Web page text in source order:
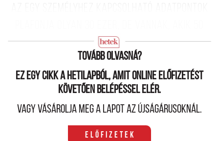
ezerre teszik ezt.
Tovább olvasná?
Ez egy cikk a hetilapból, amit online előfizetést
követően belépéssel elér.
Vagy vásárolja meg a lapot az újságárusoknál.
Előfizetek